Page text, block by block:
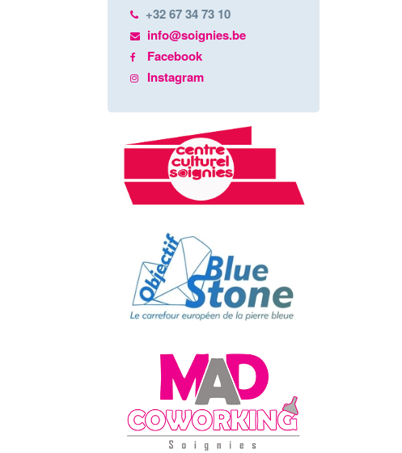
+32 67 34 73 10
info@soignies.be
Facebook
Instagram